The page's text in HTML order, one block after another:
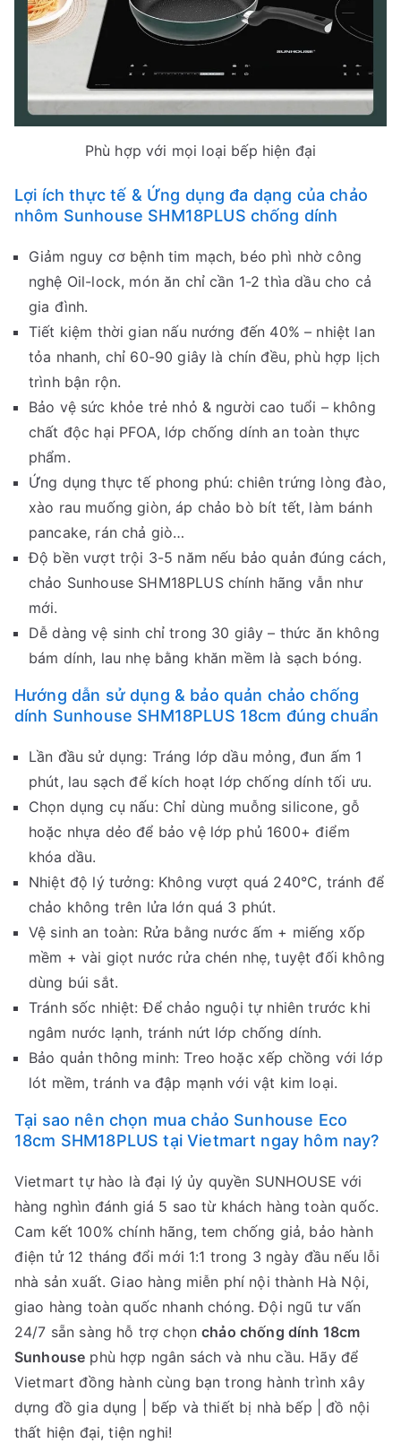
Phù hợp với mọi loại bếp hiện đại
Lợi ích thực tế & Ứng dụng đa dạng của chảo
nhôm Sunhouse SHM18PLUS chống dính
Giảm nguy cơ bệnh tim mạch, béo phì nhờ công
nghệ Oil-lock, món ăn chỉ cần 1-2 thìa dầu cho cả
gia đình.
Tiết kiệm thời gian nấu nướng đến 40% – nhiệt lan
tỏa nhanh, chỉ 60-90 giây là chín đều, phù hợp lịch
trình bận rộn.
Bảo vệ sức khỏe trẻ nhỏ & người cao tuổi – không
chất độc hại PFOA, lớp chống dính an toàn thực
phẩm.
Ứng dụng thực tế phong phú: chiên trứng lòng đào,
xào rau muống giòn, áp chảo bò bít tết, làm bánh
pancake, rán chả giò…
Độ bền vượt trội 3-5 năm nếu bảo quản đúng cách,
chảo Sunhouse SHM18PLUS chính hãng vẫn như
mới.
Dễ dàng vệ sinh chỉ trong 30 giây – thức ăn không
bám dính, lau nhẹ bằng khăn mềm là sạch bóng.
Hướng dẫn sử dụng & bảo quản chảo chống
dính Sunhouse SHM18PLUS 18cm đúng chuẩn
Lần đầu sử dụng: Tráng lớp dầu mỏng, đun ấm 1
phút, lau sạch để kích hoạt lớp chống dính tối ưu.
Chọn dụng cụ nấu: Chỉ dùng muỗng silicone, gỗ
hoặc nhựa dẻo để bảo vệ lớp phủ 1600+ điểm
khóa dầu.
Nhiệt độ lý tưởng: Không vượt quá 240°C, tránh để
chảo không trên lửa lớn quá 3 phút.
Vệ sinh an toàn: Rửa bằng nước ấm + miếng xốp
mềm + vài giọt nước rửa chén nhẹ, tuyệt đối không
dùng búi sắt.
Tránh sốc nhiệt: Để chảo nguội tự nhiên trước khi
ngâm nước lạnh, tránh nứt lớp chống dính.
Bảo quản thông minh: Treo hoặc xếp chồng với lớp
lót mềm, tránh va đập mạnh với vật kim loại.
Tại sao nên chọn mua chảo Sunhouse Eco
18cm SHM18PLUS tại Vietmart ngay hôm nay?
Vietmart tự hào là đại lý ủy quyền SUNHOUSE với
hàng nghìn đánh giá 5 sao từ khách hàng toàn quốc.
Cam kết 100% chính hãng, tem chống giả, bảo hành
điện tử 12 tháng đổi mới 1:1 trong 3 ngày đầu nếu lỗi
nhà sản xuất. Giao hàng miễn phí nội thành Hà Nội,
giao hàng toàn quốc nhanh chóng. Đội ngũ tư vấn
24/7 sẵn sàng hỗ trợ chọnchảo chống dính 18cm
Sunhouse phù hợp ngân sách và nhu cầu. Hãy để
Vietmart đồng hành cùng bạn trong hành trình xây
dựng đồ gia dụng | bếp và thiết bị nhà bếp | đồ nội
thất hiện đại, tiện nghi!